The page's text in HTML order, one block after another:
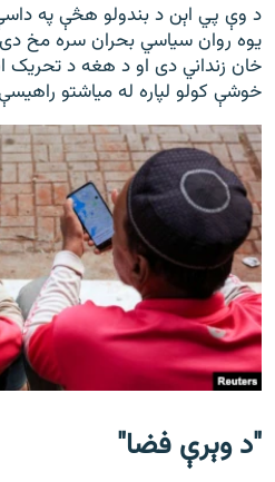
د وې پي اېن د بندولو هڅې په
یوه روان سیاسي بحران سره مخ
خان زنداني دی او د هغه د تحریک
خوشې کولو لپاره له میاشتو
"د وېرې فضا"